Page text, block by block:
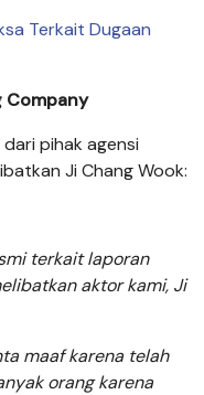
Terkait Dugaan
Company
pihak agensi
Ji Chang Wook:
terkait laporan
aktor kami, Ji
maaf karena telah
orang karena